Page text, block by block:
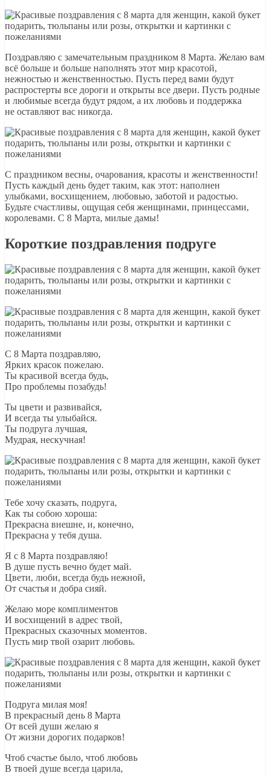
Поздравляю с замечательным праздником 8 Марта. Желаю вам
всё больше и больше наполнять этот мир красотой,
нежностью и женственностью. Пусть перед вами будут
распростерты все дороги и открыты все двери. Пусть родные
и любимые всегда будут рядом, а их любовь и поддержка
не оставляют вас никогда.
С праздником весны, очарования, красоты и женственности!
Пусть каждый день будет таким, как этот: наполнен
улыбками, восхищением, любовью, заботой и радостью.
Будьте счастливы, ощущая себя женщинами, принцессами,
королевами. С 8 Марта, милые дамы!
Короткие поздравления подруге
С 8 Марта поздравляю,
Ярких красок пожелаю.
Ты красивой всегда будь,
Про проблемы позабудь!
Ты цвети и развивайся,
И всегда ты улыбайся.
Ты подруга лучшая,
Мудрая, нескучная!
Тебе хочу сказать, подруга,
Как ты собою хороша:
Прекрасна внешне, и, конечно,
Прекрасна у тебя душа.
Я с 8 Марта поздравляю!
В душе пусть вечно будет май.
Цвети, люби, всегда будь нежной,
От счастья и добра сияй.
Желаю море комплиментов
И восхищений в адрес твой,
Прекрасных сказочных моментов.
Пусть мир твой озарит любовь.
Подруга милая моя!
В прекрасный день 8 Марта
От всей души желаю я
От жизни дорогих подарков!
Чтоб счастье было, чтоб любовь
В твоей душе всегда царила,